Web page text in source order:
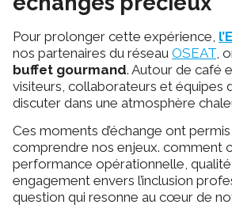
Pour prolonger cette expérience,
nos partenaires du réseau OSEAT ,
buffet gourmand. Autour de café
visiteurs, collaborateurs et équipes
discuter dans une atmosphère
Ces moments d’échange ont
comprendre nos enjeux. comment
performance opérationnelle,
engagement envers l’inclusion
question qui resonne au cœur de